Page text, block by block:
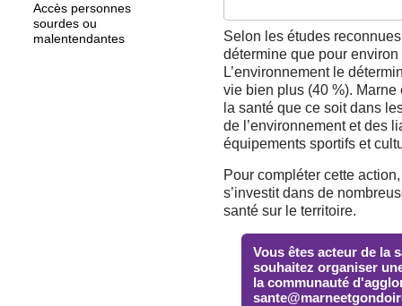
Accès personnes
sourdes ou
malentendantes
Selon les études
détermine que pour environ
L’environnement le
vie bien plus (40 %).
la santé que ce soit dans
de l’environnement et des
équipements sportifs et
Pour compléter cette
s’investit dans de
santé sur le territoire.
Vous êtes acteur de la
souhaitez organiser
la communauté